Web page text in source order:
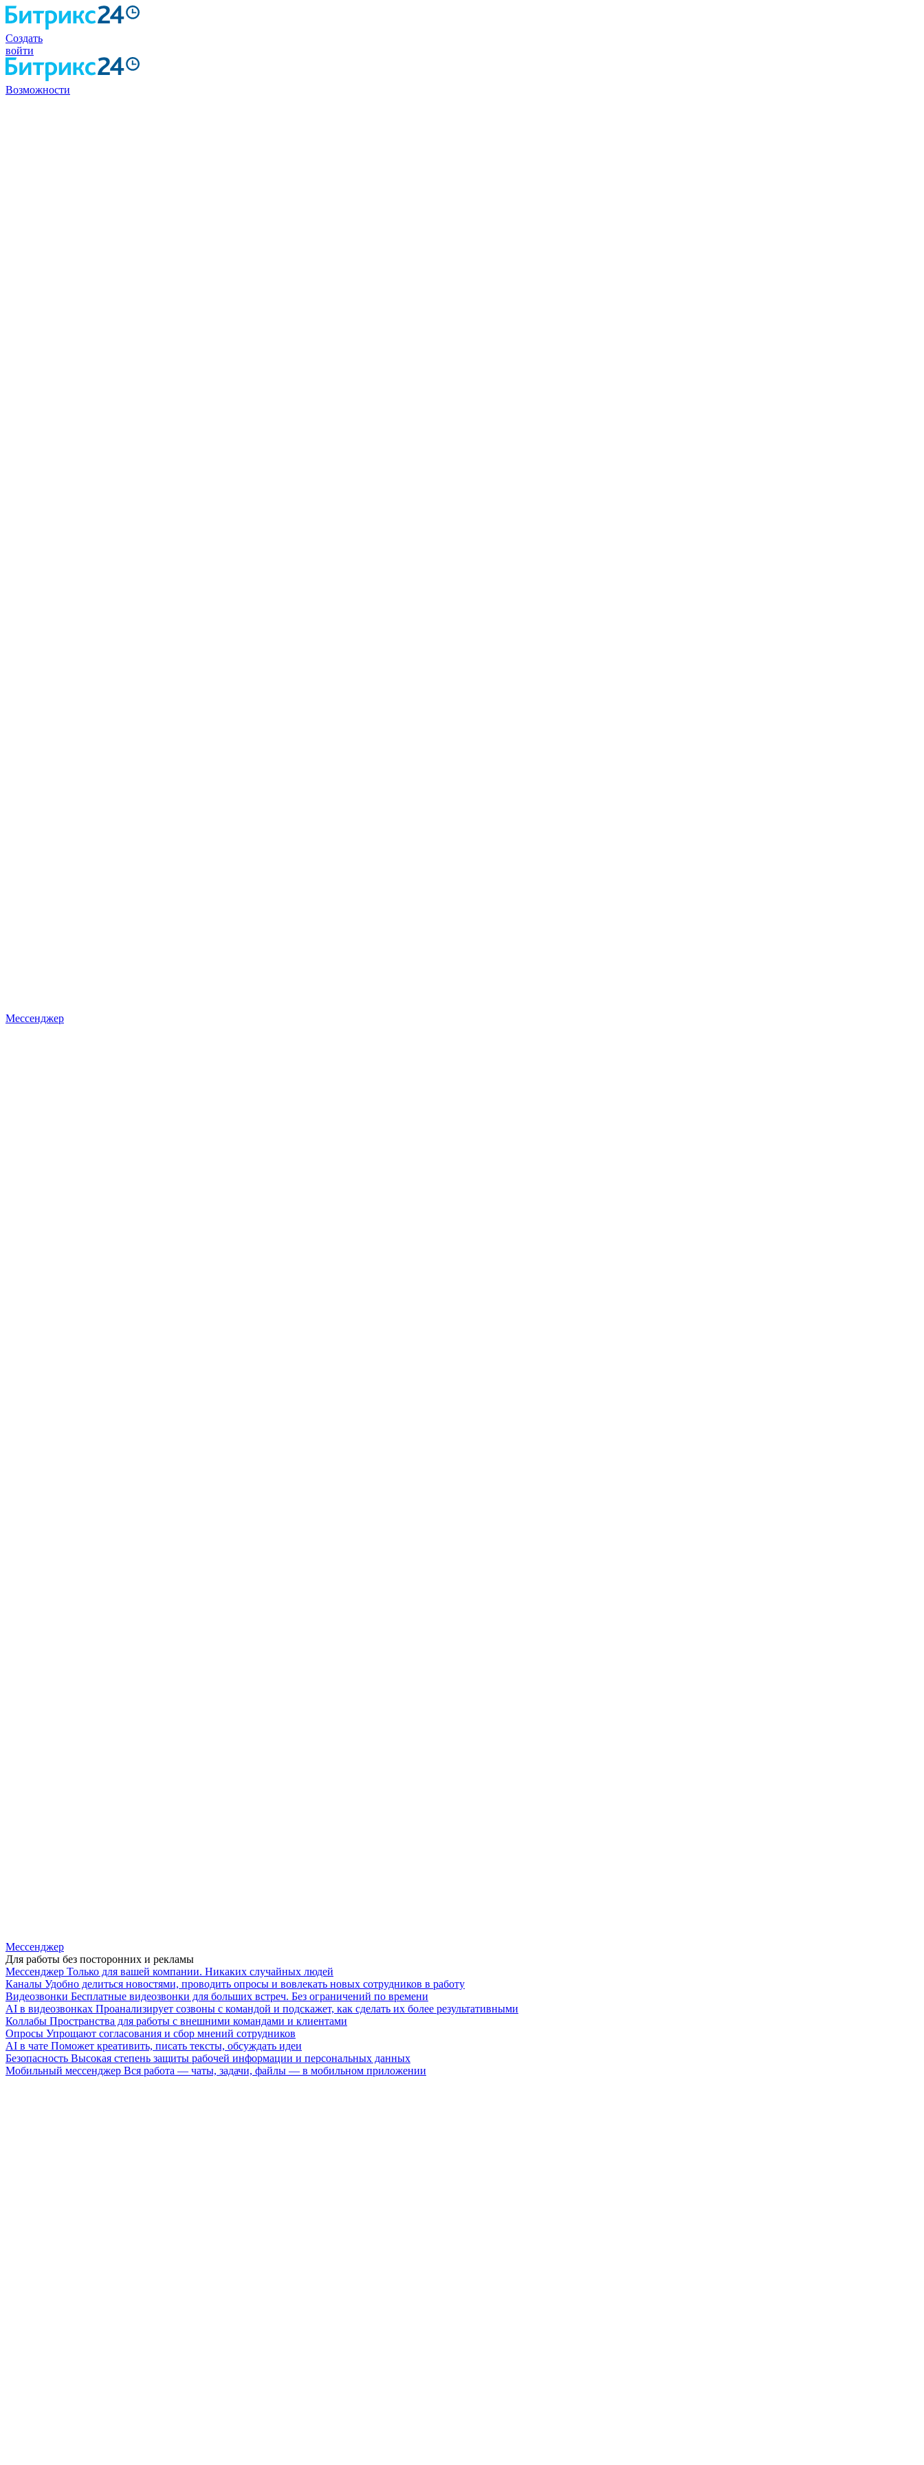
Создать
войти
Возможности
Мессенджер
Мессенджер
Для работы без посторонних и рекламы
Мессенджер Только для вашей компании. Никаких случайных людей
Каналы Удобно делиться новостями, проводить опросы и вовлекать новых сотрудников в работу
Видеозвонки Бесплатные видеозвонки для больших встреч. Без ограничений по времени
AI в видеозвонках Проанализирует созвоны с командой и подскажет, как сделать их более результативными
Коллабы Пространства для работы с внешними командами и клиентами
Опросы Упрощают согласования и сбор мнений сотрудников
AI в чате Поможет креативить, писать тексты, обсуждать идеи
Безопасность Высокая степень защиты рабочей информации и персональных данных
Мобильный мессенджер Вся работа — чаты, задачи, файлы — в мобильном приложении